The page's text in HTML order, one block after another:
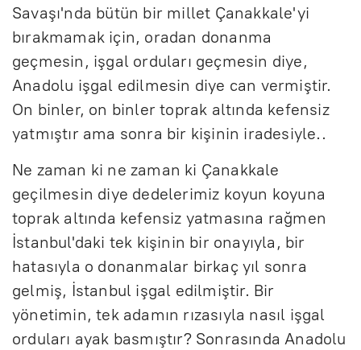
Savaşı'nda bütün bir millet Çanakkale'yi
bırakmamak için, oradan donanma
geçmesin, işgal orduları geçmesin diye,
Anadolu işgal edilmesin diye can vermiştir.
On binler, on binler toprak altında kefensiz
yatmıştır ama sonra bir kişinin iradesiyle..
Ne zaman ki ne zaman ki Çanakkale
geçilmesin diye dedelerimiz koyun koyuna
toprak altında kefensiz yatmasına rağmen
İstanbul'daki tek kişinin bir onayıyla, bir
hatasıyla o donanmalar birkaç yıl sonra
gelmiş, İstanbul işgal edilmiştir. Bir
yönetimin, tek adamın rızasıyla nasıl işgal
orduları ayak basmıştır? Sonrasında Anadolu